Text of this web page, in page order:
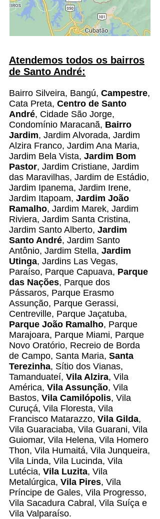
Atendemos todos os bairros
de Santo André:
Bairro Silveira, Bangú, Campestre,
Cata Preta, Centro de Santo
André, Cidade São Jorge,
Condomínio Maracanã, Bairro
Jardim, Jardim Alvorada, Jardim
Alzira Franco, Jardim Ana Maria,
Jardim Bela Vista, Jardim Bom
Pastor, Jardim Cristiane, Jardim
das Maravilhas, Jardim de Estádio,
Jardim Ipanema, Jardim Irene,
Jardim Itapoam, Jardim João
Ramalho, Jardim Marek, Jardim
Riviera, Jardim Santa Cristina,
Jardim Santo Alberto, Jardim
Santo André, Jardim Santo
Antônio, Jardim Stella, Jardim
Utinga, Jardins Las Vegas,
Paraíso, Parque Capuava, Parque
das Nações, Parque dos
Pássaros, Parque Erasmo
Assunção, Parque Gerassi,
Centreville, Parque Jaçatuba,
Parque João Ramalho, Parque
Marajoara, Parque Miami, Parque
Novo Oratório, Recreio de Borda
de Campo, Santa Maria, Santa
Terezinha, Sítio dos Vianas,
Tamanduateí, Vila Alzira, Vila
América, Vila Assunção, Vila
Bastos, Vila Camilópolis, Vila
Curuçá, Vila Floresta, Vila
Francisco Matarazzo, Vila Gilda,
Vila Guaraciaba, Vila Guarani, Vila
Guiomar, Vila Helena, Vila Homero
Thon, Vila Humaitá, Vila Junqueira,
Vila Linda, Vila Lucinda, Vila
Lutécia, Vila Luzita, Vila
Metalúrgica, Vila Pires, Vila
Príncipe de Gales, Vila Progresso,
Vila Sacadura Cabral, Vila Suíça e
Vila Valparaíso.